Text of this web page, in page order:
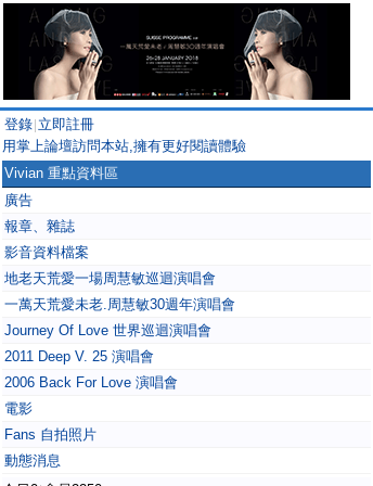
登錄 立即註冊
用掌上論壇訪問本站,擁有更好閱讀體驗
Vivian 重點資料區
廣告
報章、雜誌
影音資料檔案
地老天荒愛一場周慧敏巡迴演唱會
一萬天荒愛未老.周慧敏30週年演唱會
Journey Of Love 世界巡迴演唱會
2011 Deep V. 25 演唱會
2006 Back For Love 演唱會
電影
Fans 自拍照片
動態消息